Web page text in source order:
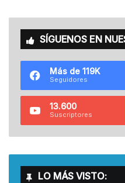
SÍGUENOS EN
Más de 119K
Seguidores
13.600
Suscriptores
LO MÁS VISTO: